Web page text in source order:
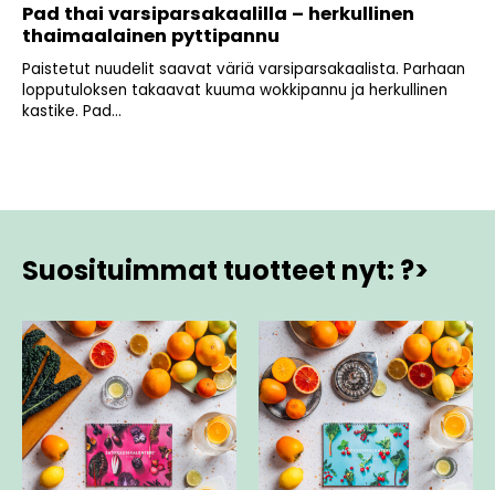
Pad thai varsiparsakaalilla – herkullinen
thaimaalainen pyttipannu
Paistetut nuudelit saavat väriä varsiparsakaalista. Parhaan
lopputuloksen takaavat kuuma wokkipannu ja herkullinen
kastike. Pad...
Suosituimmat tuotteet nyt: ?>